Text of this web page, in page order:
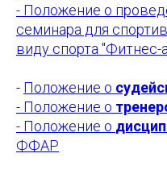
- Положение о
семинара для
виду спорта "Фитнес-
- Положение о
- Положение о
- Положение о
ФФАР